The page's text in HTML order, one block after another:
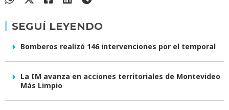
SEGUÍ LEYENDO
Bomberos realizó 146 intervenciones por el temporal
La IM avanza en acciones territoriales de Montevideo
Más Limpio